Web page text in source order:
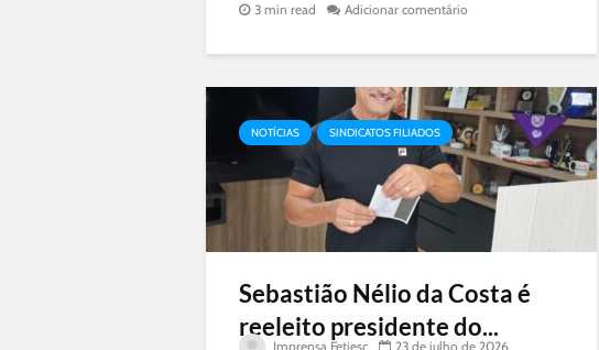
3 min read
Adicionar comentário
NOTÍCIAS SINDICATOS FILIADOS
Sebastião Nélio da Costa é
reeleito presidente do...
Imprensa Fetiesc 23 de julho de 2026